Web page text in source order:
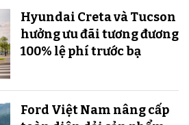
Hyundai Creta và Tucson
hưởng ưu đãi tương đương
100% lệ phí trước bạ
Ford Việt Nam nâng cấp